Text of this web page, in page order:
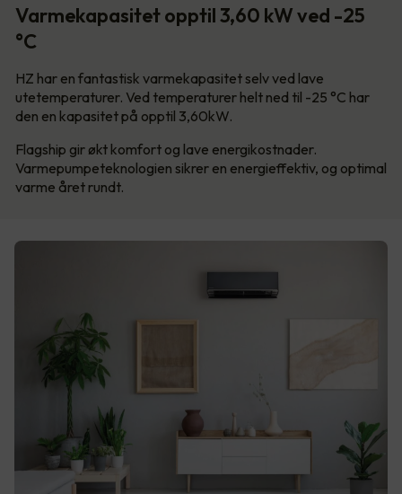
Varmekapasitet opptil 3,60 kW ved -25
°C
HZ har en fantastisk varmekapasitet selv ved lave
utetemperaturer. Ved temperaturer helt ned til -25 °C har
den en kapasitet på opptil 3,60kW.
Flagship gir økt komfort og lave energikostnader.
Varmepumpeteknologien sikrer en energieffektiv, og optimal
varme året rundt.